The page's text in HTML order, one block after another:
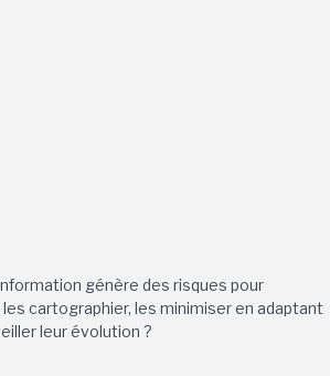
génère des risques pour
cartographier, les minimiser en adaptant
leur évolution ?